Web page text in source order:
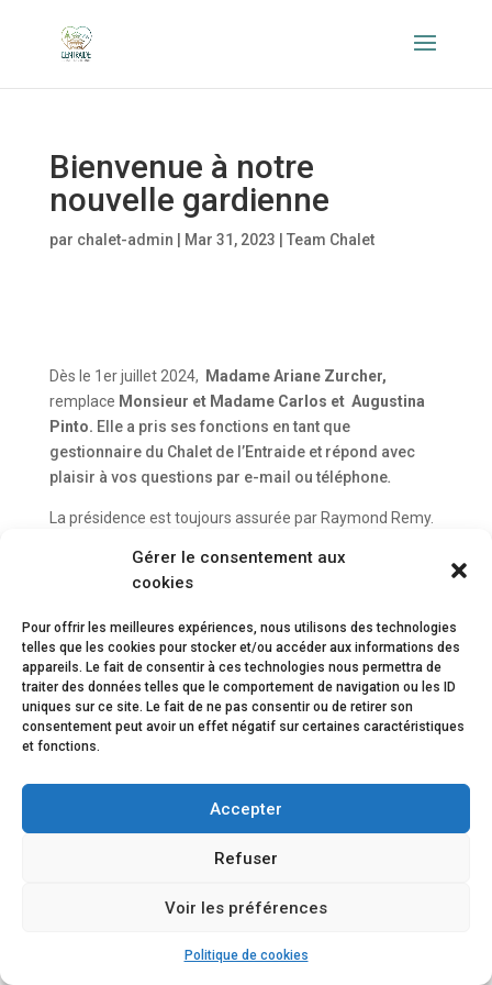
Gérer le consentement aux
cookies
Pour offrir les meilleures expériences, nous utilisons des technologies
telles que les cookies pour stocker et/ou accéder aux informations des
appareils. Le fait de consentir à ces technologies nous permettra de
traiter des données telles que le comportement de navigation ou les ID
uniques sur ce site. Le fait de ne pas consentir ou de retirer son
consentement peut avoir un effet négatif sur certaines caractéristiques
et fonctions.
Accepter
Refuser
Voir les préférences
Politique de cookies
Bienvenue à notre
nouvelle gardienne
par chalet-admin Mar 31, 2023 Team Chalet
Dès le 1er juillet 2024, Madame Ariane Zurcher,
remplace Monsieur et Madame Carlos et Augustina
Pinto. Elle a pris ses fonctions en tant que
gestionnaire du Chalet de l’Entraide et répond avec
plaisir à vos questions par e-mail ou téléphone.
La présidence est toujours assurée par Raymond Remy.
Mentions légalesetProtection des données
Graphic Designet